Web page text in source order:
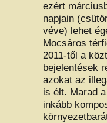
ezért
napjain
véve) lehet
Mocsáros
2011-től a
bejelentések
azokat az
is élt. Marad
inkább